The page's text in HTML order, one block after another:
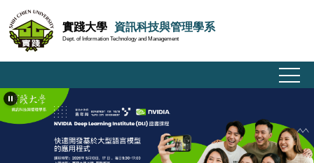
到
主
要
容
區
實踐大學 資訊科技與管理學系
Dept. of Information Technology and Management